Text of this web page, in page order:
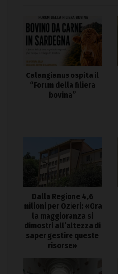
Calangianus ospita il
“Forum della filiera
bovina”
Dalla Regione 4,6
milioni per Ozieri: «Ora
la maggioranza si
dimostri all’altezza di
saper gestire queste
risorse»